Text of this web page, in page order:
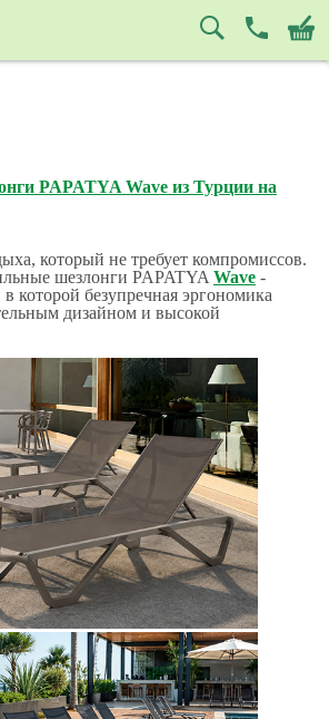
PAPATYA Wave из Турции на
который не требует компромиссов.
шезлонги PAPATYA Wave -
которой безупречная эргономика
дизайном и высокой